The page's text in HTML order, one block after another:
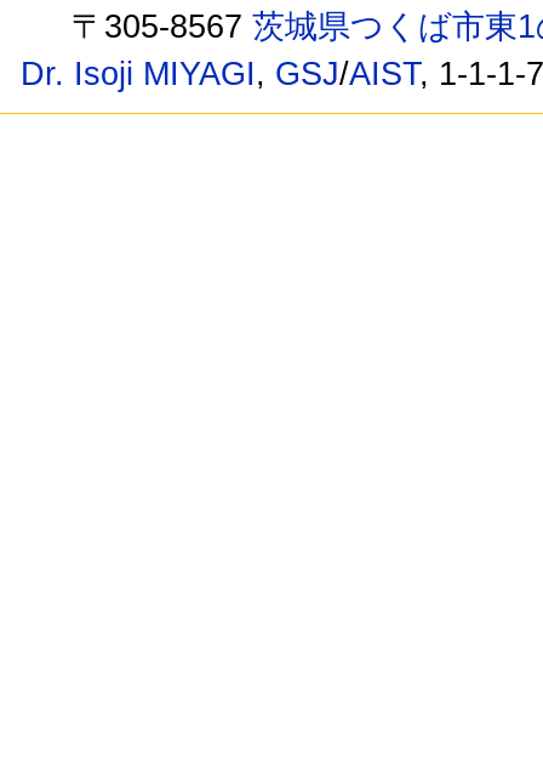
〒305-8567茨城県つくば市東
Dr. Isoji MIYAGI, GSJ/AIST, 1-1-1-